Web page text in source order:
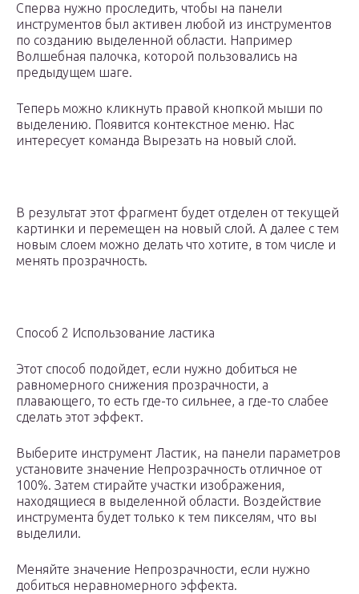
Сперва нужно проследить, чтобы на панели
инструментов был активен любой из инструментов
по созданию выделенной области. Например
Волшебная палочка, которой пользовались на
предыдущем шаге.
Теперь можно кликнуть правой кнопкой мыши по
выделению. Появится контекстное меню. Нас
интересует команда Вырезать на новый слой.
В результат этот фрагмент будет отделен от текущей
картинки и перемещен на новый слой. А далее с тем
новым слоем можно делать что хотите, в том числе и
менять прозрачность.
Способ 2 Использование ластика
Этот способ подойдет, если нужно добиться не
равномерного снижения прозрачности, а
плавающего, то есть где-то сильнее, а где-то слабее
сделать этот эффект.
Выберите инструмент Ластик, на панели параметров
установите значение Непрозрачность отличное от
100%. Затем стирайте участки изображения,
находящиеся в выделенной области. Воздействие
инструмента будет только к тем пикселям, что вы
выделили.
Меняйте значение Непрозрачности, если нужно
добиться неравномерного эффекта.